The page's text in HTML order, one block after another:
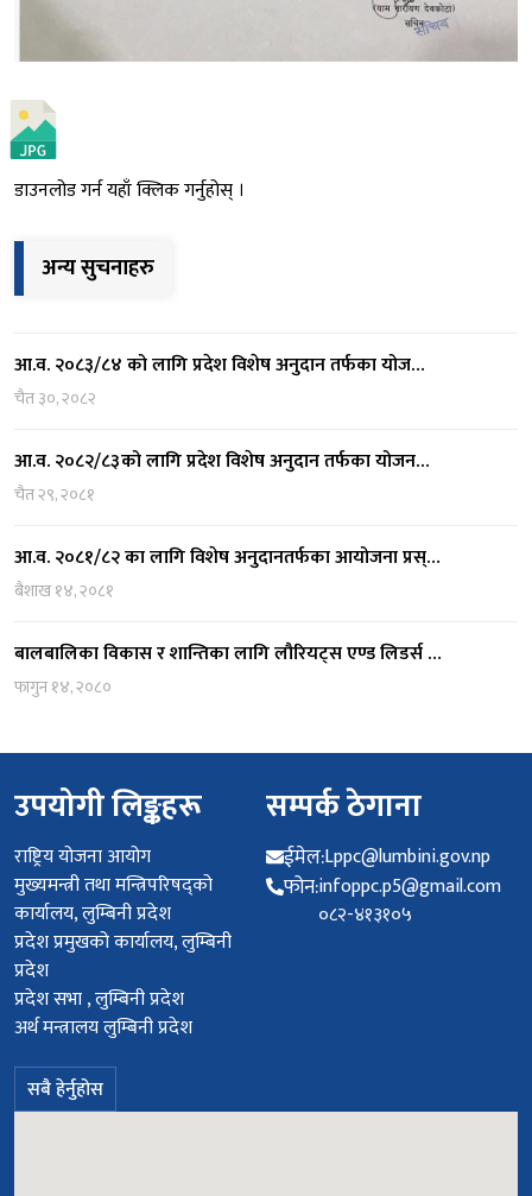
डाउनलोड गर्न यहाँ क्लिक गर्नुहोस् ।
अन्य सुचनाहरु
आ.व. २०८३/८४ को लागि प्रदेश विशेष अनुदान तर्फका योज…
चैत ३०, २०८२
आ.व. २०८२/८३को लागि प्रदेश विशेष अनुदान तर्फका योजन…
चैत २९, २०८१
आ.व. २०८१/८२ का लागि विशेष अनुदानतर्फका आयोजना प्रस्…
बैशाख १४, २०८१
बालबालिका विकास र शान्तिका लागि लौरियट्स एण्ड लिडर्स …
फागुन १४, २०८०
उपयोगी लिङ्कहरू
राष्ट्रिय योजना आयोग
मुख्यमन्त्री तथा मन्त्रिपरिषद्को
कार्यालय, लुम्बिनी प्रदेश
प्रदेश प्रमुखको कार्यालय, लुम्बिनी
प्रदेश
प्रदेश सभा , लुम्बिनी प्रदेश
अर्थ मन्त्रालय लुम्बिनी प्रदेश
सबै हेर्नुहोस
सम्पर्क ठेगाना
ईमेल:Lppc@lumbini.gov.np
फोन:infoppc.p5@gmail.com
०८२-४१३१०५